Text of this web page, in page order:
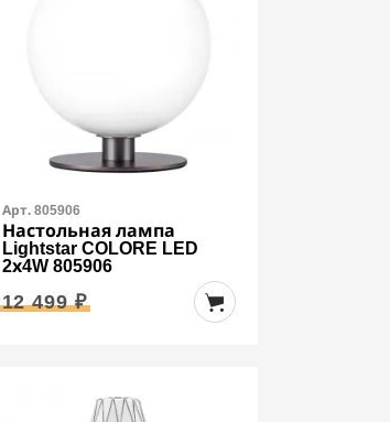
Арт. 805906
Настольная лампа
Lightstar COLORE LED
2х4W 805906
12 499 ₽